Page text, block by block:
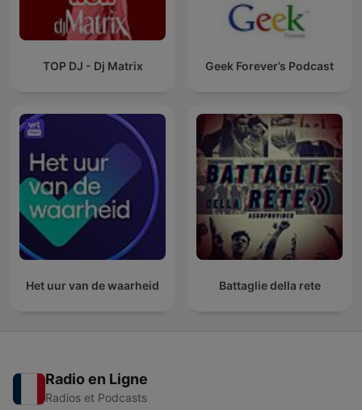
TOP DJ - Dj Matrix Geek Forever’s Podcast
Het uur van de waarheid Battaglie della rete
Radio en Ligne
Radios et Podcasts